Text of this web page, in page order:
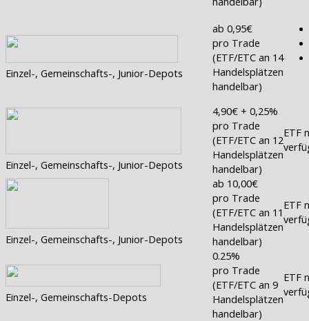
Einzel-, Gemeinschafts-, Junior-Depots
ab 0,95€
pro Trade
(ETF/ETC an 14
Handelsplätzen
handelbar)
Einzel-, Gemeinschafts-, Junior-Depots
4,90€ + 0,25%
pro Trade
(ETF/ETC an 12
Handelsplätzen
handelbar)
ETF
Einzel-, Gemeinschafts-, Junior-Depots
ab 10,00€
pro Trade
(ETF/ETC an 11
Handelsplätzen
handelbar)
ETF
Einzel-, Gemeinschafts-Depots
0.25%
pro Trade
(ETF/ETC an 9
Handelsplätzen
handelbar)
ETF